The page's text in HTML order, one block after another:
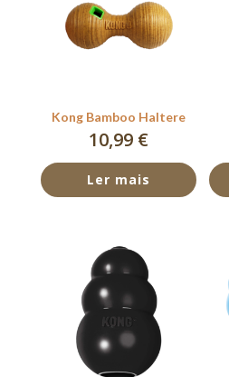
Kong Bamboo Haltere
10,99 €
Ler mais